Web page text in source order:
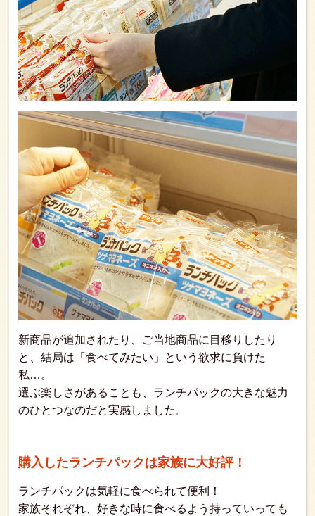
新商品が追加されたり、ご当地商品に目移りしたり
と、結局は「食べてみたい」という欲求に負けた
私…。
選ぶ楽しさがあることも、ランチパックの大きな魅力
のひとつなのだと実感しました。
購入したランチパックは家族に大好評！
ランチパックは気軽に食べられて便利！
家族それぞれ、好きな時に食べるよう持っていっても